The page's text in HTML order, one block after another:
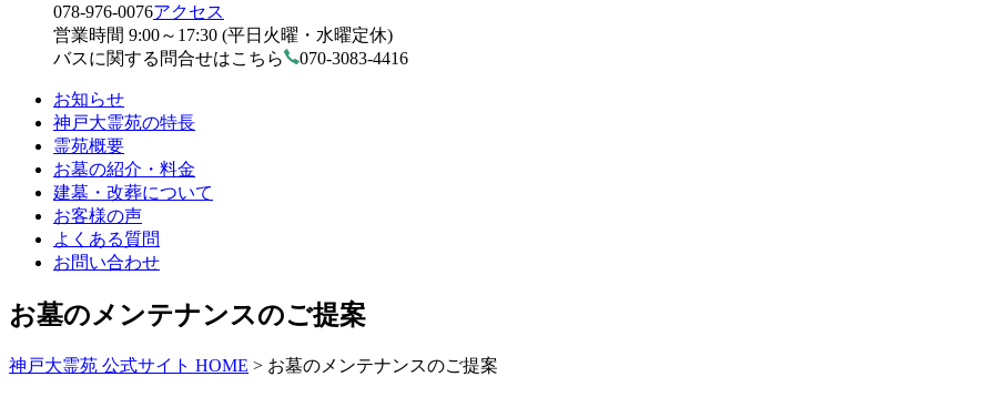
078-976-0076アクセス
営業時間 9:00～17:30 (平日火曜・水曜定休)
バスに関する問合せはこちら
070-3083-4416
お知らせ
神戸大霊苑の特長
霊苑概要
お墓の紹介・料金
建墓・改葬について
お客様の声
よくある質問
お問い合わせ
お墓のメンテナンスのご提案
神戸大霊苑 公式サイト HOME > お墓のメンテナンスのご提案